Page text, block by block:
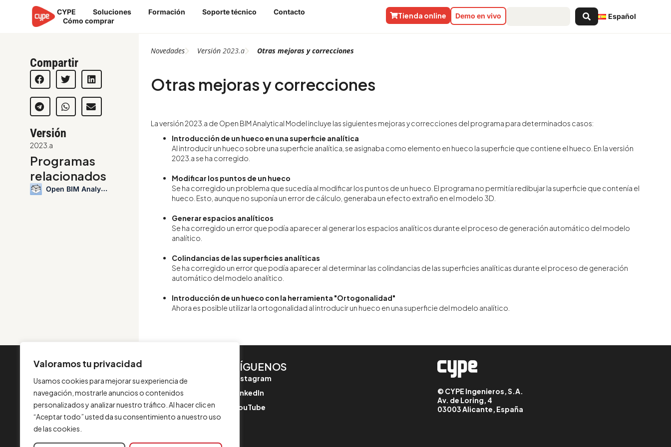
Valoramos tu privacidad
Usamos cookies para mejorar su experiencia de
navegación, mostrarle anuncios o contenidos
personalizados y analizar nuestro tráfico. Al hacer clic en
“Aceptar todo” usted da su consentimiento a nuestro uso
de las cookies.
contenido
CYPE Soluciones Formación Soporte técnico
Contacto
Cómo comprar
Español
Search
...
Demo en vivo
Tienda online
Compartir
Versión
2023.a
Programas
relacionados
Open BIM Analytical Model
Novedades Versión2023.a Otras mejoras y correcciones
Otras mejoras y correcciones
La versión 2023.a de Open BIM Analytical Model incluye las siguientes mejoras y correcciones del programa para determinados casos:
Introducción de un hueco en una superficie analítica
Al introducir un hueco sobre una superficie analítica, se asignaba como elemento en hueco la superficie que contiene el hueco. En la versión
2023.a se ha corregido.
Modificar los puntos de un hueco
Se ha corregido un problema que sucedía al modificar los puntos de un hueco. El programa no permitía redibujar la superficie que contenía el
hueco. Esto, aunque no suponía un error de cálculo, generaba un efecto extraño en el modelo 3D.
Generar espacios analíticos
Se ha corregido un error que podía aparecer al generar los espacios analíticos durante el proceso de generación automático del modelo
analítico.
Colindancias de las superficies analíticas
Se ha corregido un error que podía aparecer al determinar las colindancias de las superficies analíticas durante el proceso de generación
automático del modelo analítico.
Introducción de un hueco con la herramienta "Ortogonalidad"
Ahora es posible utilizar la ortogonalidad al introducir un hueco en una superficie del modelo analítico.
INFORMACIÓN
Contacta con nosotros
Aviso legal
Política de cookies
FAQ
Formulario de quejas
SÍGUENOS
Instagram
LinkedIn
YouTube
© CYPE Ingenieros, S.A.
Av. de Loring, 4
03003 Alicante, España